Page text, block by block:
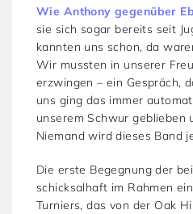
Wie Anthony gegenüber
sie sich sogar bereits seit
kannten uns schon, da
Wir mussten in unserer
erzwingen – ein Gespräch,
uns ging das immer
unserem Schwur geblieben
Niemand wird dieses Band
Die erste Begegnung der
schicksalhaft im Rahmen
Turniers, das von der Oak